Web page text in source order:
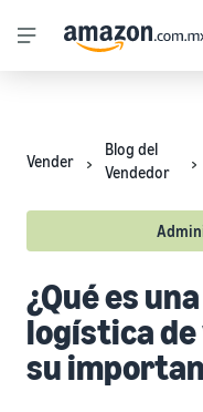
Vender
Blog del
Vendedor
¿Qué es
logística de
su